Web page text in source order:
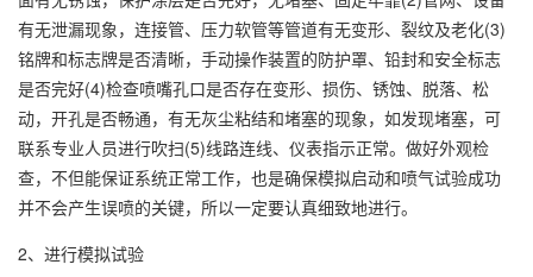
有无泄漏现象，连接管、压力软管等管道有无变形、裂纹及老化(3)
铭牌和标志牌是否清晰，手动操作装置的防护罩、铅封和安全标志
是否完好(4)检查喷嘴孔口是否存在变形、损伤、锈蚀、脱落、松
动，开孔是否畅通，有无灰尘粘结和堵塞的现象，如发现堵塞，可
联系专业人员进行吹扫(5)线路连线、仪表指示正常。做好外观检
查，不但能保证系统正常工作，也是确保模拟启动和喷气试验成功
并不会产生误喷的关键，所以一定要认真细致地进行。
2、进行模拟试验